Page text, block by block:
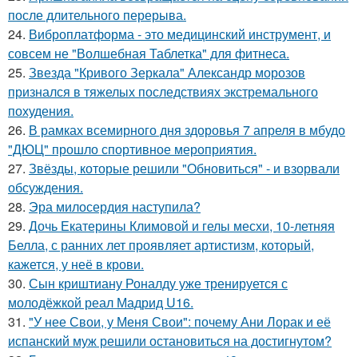
после длительного перерыва.
24. Виброплатформа - это медицинский инструмент, и
совсем не "Волшебная Таблетка" для фитнеса.
25. Звезда "Кривого Зеркала" Александр морозов
признался в тяжелых последствиях экстремального
похудения.
26. В рамках всемирного дня здоровья 7 апреля в мбудо
"ДЮЦ" прошло спортивное мероприятия.
27. Звёзды, которые решили "Обновиться" - и взорвали
обсуждения.
28. Эра милосердия наступила?
29. Дочь Екатерины Климовой и гелы месхи, 10-летняя
Белла, с ранних лет проявляет артистизм, который,
кажется, у неё в крови.
30. Сын криштиану Роналду уже тренируется с
молодёжкой реал Мадрид U16.
31. "У нее Свои, у Меня Свои": почему Ани Лорак и её
испанский муж решили остановиться на достигнутом?